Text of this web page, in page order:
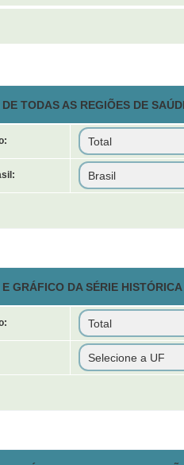
TODAS AS REGIÕES DE
GRÁFICO DA SÉRIE